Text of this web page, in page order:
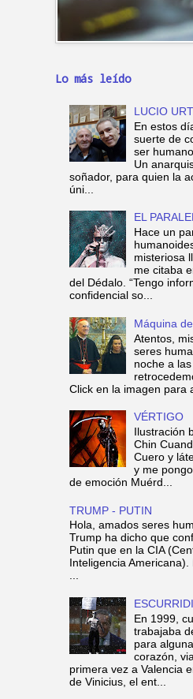
Lo más leído
LUCIO
En estos
suerte de
ser
Un
soñador, para quien la
úni...
EL
Hace un
misteriosa
me citaba
del Dédalo. “Tengo
confidencial so...
Máquina
Atentos,
seres
noche a las
Click en la imagen para
VÉRTIGO
Ilustración
Chin
Cuero y
y me
de emoción Muérd...
TRUMP - PUTIN
Hola, amados seres
Trump ha dicho que
Putin que en la CIA
Inteligencia Americana).
...
En 1999,
trabajaba
para
corazón,
primera vez a Valencia
de Vinicius, el ent...